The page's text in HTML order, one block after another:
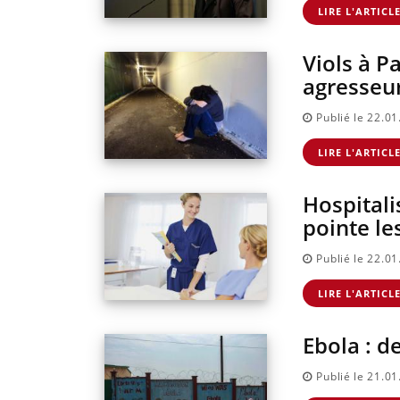
LIRE L'ARTICLE
Viols à
Publié le
LIRE L'ARTICLE
pointe
Publié le
LIRE L'ARTICLE
Ebola :
Publié le